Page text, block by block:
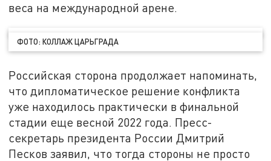
веса на международной арене.
ФОТО: КОЛЛАЖ ЦАРЬГРАДА
Российская сторона продолжает напоминать,
что дипломатическое решение конфликта
уже находилось практически в финальной
стадии еще весной 2022 года. Пресс-
секретарь президента России Дмитрий
Песков заявил, что тогда стороны не просто